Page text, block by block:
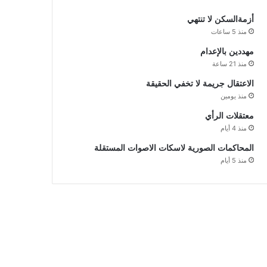
أزمةالسكن لا تنتهي
منذ 5 ساعات
مهددين بالإعدام
منذ 21 ساعة
الاعتقال جريمة لا تخفي الحقيقة
منذ يومين
معتقلات الرأي
منذ 4 أيام
المحاكمات الصورية لاسكات الاصوات المستقلة
منذ 5 أيام